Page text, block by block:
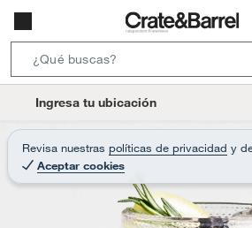
e
r
c
a
t
Ingresa tu ubicación
Revisa nuestras políticas de privacidad y
Aceptar cookies